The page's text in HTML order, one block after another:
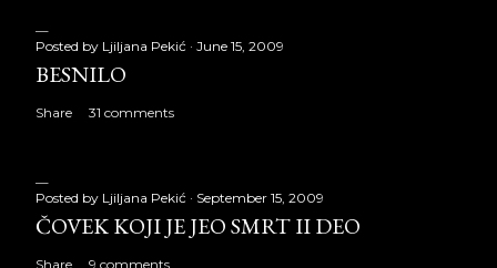
Posted by Ljiljana Pekić June 15, 2009
BESNILO
Share 31 comments
Posted by Ljiljana Pekić September 15, 2009
ČOVEK KOJI JE JEO SMRT II DEO
Share 9 comments